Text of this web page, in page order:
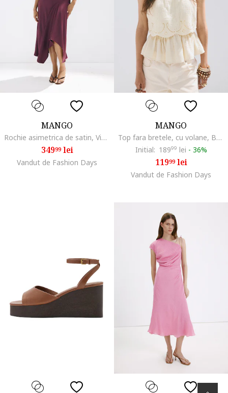
MANGO
Rochie asimetrica de satin, Violet pruna
34999lei
Vandut de Fashion Days
MANGO
Top fara bretele, cu volane, Bej deschis
Initial: 18999 lei - 36%
11999lei
Vandut de Fashion Days